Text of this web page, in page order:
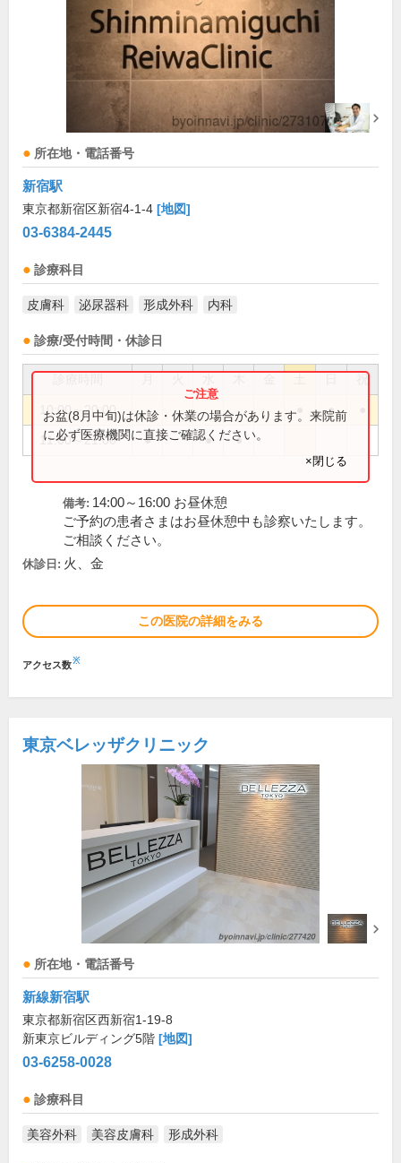
所在地・電話番号
新宿駅
東京都新宿区新宿4-1-4 [地図]
03-6384-2445
診療科目
皮膚科 泌尿器科 形成外科 内科
診療/受付時間・休診日
祝
10:00～20:00 ●
11:00～21:00 ● ● ●
お盆(8月中旬)は休診・休業の場合があります。来院前
に必ず医療機関に直接ご確認ください。
×閉じる
備考: 14:00～16:00 お昼休憩
ご予約の患者さまはお昼休憩中も診察いたします。
ご相談ください。
休診日: 火、金
この医院の詳細をみる
アクセス数※
東京ベレッザクリニック
所在地・電話番号
新線新宿駅
東京都新宿区西新宿1-19-8
新東京ビルディング5階 [地図]
03-6258-0028
診療科目
美容外科 美容皮膚科 形成外科